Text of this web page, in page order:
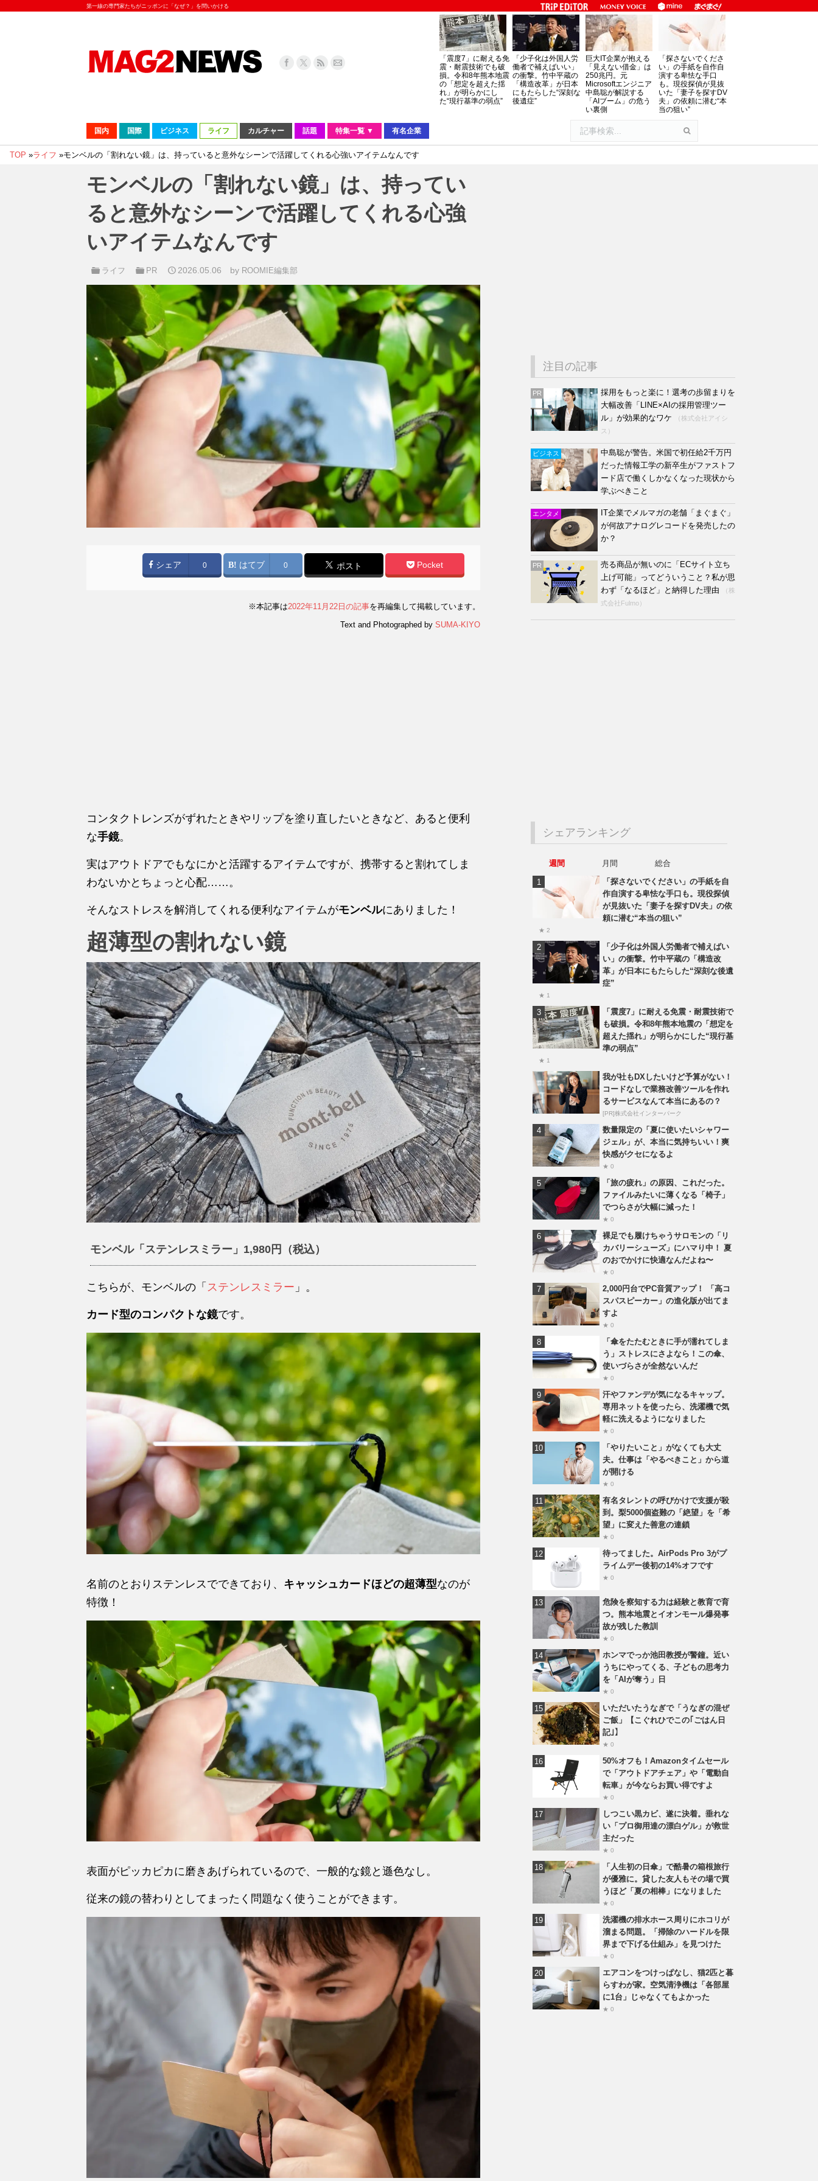
第一線の専門家たちがニッポンに「なぜ？」を問いかける
「震度7」に耐える免
震・耐震技術でも破
損。令和8年熊本地震
の「想定を超えた揺
れ」が明らかにし
た“現行基準の弱点”
「少子化は外国人労
働者で補えばいい」
の衝撃。竹中平蔵の
「構造改革」が日本
にもたらした“深刻な
後遺症”
巨大IT企業が抱える
「見えない借金」は
250兆円。元
Microsoftエンジニア
中島聡が解説する
「AIブーム」の危う
い裏側
「探さないでくださ
い」の手紙を自作自
演する卑怯な手口
も。現役探偵が見抜
いた「妻子を探すDV
夫」の依頼に潜む“本
当の狙い”
国内 国際 ビジネス ライフ カルチャー 話題 特集一覧 ▼ 有名企業
TOP »ライフ »モンベルの「割れない鏡」は、持っていると意外なシーンで活躍してくれる心強いアイテムなんです
モンベルの「割れない鏡」は、持ってい
ると意外なシーンで活躍してくれる心強
いアイテムなんです
ライフ PR 2026.05.06 by ROOMIE編集部
シェア 0 はてブ 0 ポスト Pocket
※本記事は2022年11月22日の記事を再編集して掲載しています。
Text and Photographed by SUMA-KIYO
コンタクトレンズがずれたときやリップを塗り直したいときなど、あると便利
な手鏡。
実はアウトドアでもなにかと活躍するアイテムですが、携帯すると割れてしま
わないかとちょっと心配……。
そんなストレスを解消してくれる便利なアイテムがモンベルにありました！
超薄型の割れない鏡
モンベル「ステンレスミラー」1,980円（税込）
こちらが、モンベルの「 ステンレスミラー 」。
カード型のコンパクトな鏡です。
名前のとおりステンレスでできており、 キャッシュカードほどの超薄型なのが
特徴！
表面がピッカピカに磨きあげられているので、一般的な鏡と遜色なし。
従来の鏡の替わりとしてまったく問題なく使うことができます。
注目の記事
PR
採用をもっと楽に！選考の歩留まりを
大幅改善「LINE×AIの採用管理ツー
ル」が効果的なワケ
（株式会社アイシ
ス）
ビジネス
中島聡が警告。米国で初任給2千万円
だった情報工学の新卒生がファストフ
ード店で働くしかなくなった現状から
学ぶべきこと
エンタメ
IT企業でメルマガの老舗「まぐまぐ」
が何故アナログレコードを発売したの
か？
PR
売る商品が無いのに「ECサイト立ち
上げ可能」ってどういうこと？私が思
わず「なるほど」と納得した理由
（株
式会社Fulmo）
シェアランキング
週間 月間
総合
「探さないでください」の手紙を自
作自演する卑怯な手口も。現役探偵
が見抜いた「妻子を探すDV夫」の依
頼に潜む“本当の狙い”
★ 2
「少子化は外国人労働者で補えばい
い」の衝撃。竹中平蔵の「構造改
革」が日本にもたらした“深刻な後遺
症”
★ 1
「震度7」に耐える免震・耐震技術で
も破損。令和8年熊本地震の「想定を
超えた揺れ」が明らかにした“現行基
準の弱点”
★ 1
我が社もDXしたいけど予算がない！
コードなしで業務改善ツールを作れ
るサービスなんて本当にあるの？
[PR]株式会社インターパーク
数量限定の「夏に使いたいシャワー
ジェル」が、本当に気持ちいい！爽
快感がクセになるよ
★ 0
「旅の疲れ」の原因、これだった。
ファイルみたいに薄くなる「椅子」
でつらさが大幅に減った！
★ 0
裸足でも履けちゃうサロモンの「リ
カバリーシューズ」にハマり中！ 夏
のおでかけに快適なんだよね〜
★ 0
2,000円台でPC音質アップ！ 「高コ
スパスピーカー」の進化版が出てま
すよ
★ 0
「傘をたたむときに手が濡れてしま
う」ストレスにさよなら！この傘、
使いづらさが全然ないんだ
★ 0
汗やファンデが気になるキャップ。
専用ネットを使ったら、洗濯機で気
軽に洗えるようになりました
★ 0
「やりたいこと」がなくても大丈
夫。仕事は「やるべきこと」から道
が開ける
★ 0
有名タレントの呼びかけで支援が殺
到。梨5000個盗難の「絶望」を「希
望」に変えた善意の連鎖
★ 0
待ってました。AirPods Pro 3がプ
ライムデー後初の14%オフです
★ 0
危険を察知する力は経験と教育で育
つ。熊本地震とイオンモール爆発事
故が残した教訓
★ 0
ホンマでっか池田教授が警鐘。近い
うちにやってくる、子どもの思考力
を「AIが奪う」日
★ 0
いただいたうなぎで「うなぎの混ぜ
ご飯」【こぐれひでこの｢ごはん日
記｣】
★ 0
50%オフも！Amazonタイムセール
で「アウトドアチェア」や「電動自
転車」が今ならお買い得ですよ
★ 0
しつこい黒カビ、遂に決着。垂れな
い「プロ御用達の漂白ゲル」が救世
主だった
★ 0
「人生初の日傘」で酷暑の箱根旅行
が優雅に。貸した友人もその場で買
うほど「夏の相棒」になりました
★ 0
洗濯機の排水ホース周りにホコリが
溜まる問題。「掃除のハードルを限
界まで下げる仕組み」を見つけた
★ 0
エアコンをつけっぱなし、猫2匹と暮
らすわが家。空気清浄機は「各部屋
に1台」じゃなくてもよかった
★ 0